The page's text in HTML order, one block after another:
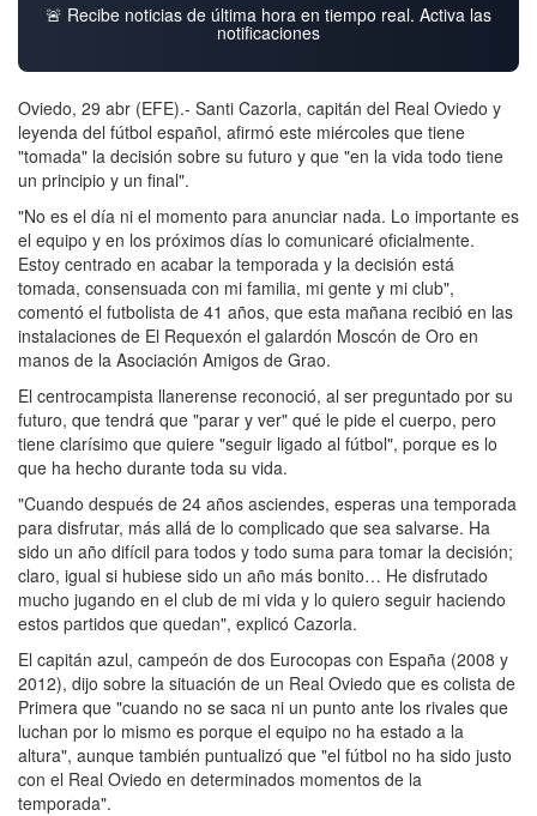
🚨 Recibe noticias de última hora en tiempo real. Activa las
notificaciones
Oviedo, 29 abr (EFE).- Santi Cazorla, capitán del Real Oviedo y
leyenda del fútbol español, afirmó este miércoles que tiene
"tomada" la decisión sobre su futuro y que "en la vida todo tiene
un principio y un final".
"No es el día ni el momento para anunciar nada. Lo importante es
el equipo y en los próximos días lo comunicaré oficialmente.
Estoy centrado en acabar la temporada y la decisión está
tomada, consensuada con mi familia, mi gente y mi club",
comentó el futbolista de 41 años, que esta mañana recibió en las
instalaciones de El Requexón el galardón Moscón de Oro en
manos de la Asociación Amigos de Grao.
El centrocampista llanerense reconoció, al ser preguntado por su
futuro, que tendrá que "parar y ver" qué le pide el cuerpo, pero
tiene clarísimo que quiere "seguir ligado al fútbol", porque es lo
que ha hecho durante toda su vida.
"Cuando después de 24 años asciendes, esperas una temporada
para disfrutar, más allá de lo complicado que sea salvarse. Ha
sido un año difícil para todos y todo suma para tomar la decisión;
claro, igual si hubiese sido un año más bonito… He disfrutado
mucho jugando en el club de mi vida y lo quiero seguir haciendo
estos partidos que quedan", explicó Cazorla.
El capitán azul, campeón de dos Eurocopas con España (2008 y
2012), dijo sobre la situación de un Real Oviedo que es colista de
Primera que "cuando no se saca ni un punto ante los rivales que
luchan por lo mismo es porque el equipo no ha estado a la
altura", aunque también puntualizó que "el fútbol no ha sido justo
con el Real Oviedo en determinados momentos de la
temporada".